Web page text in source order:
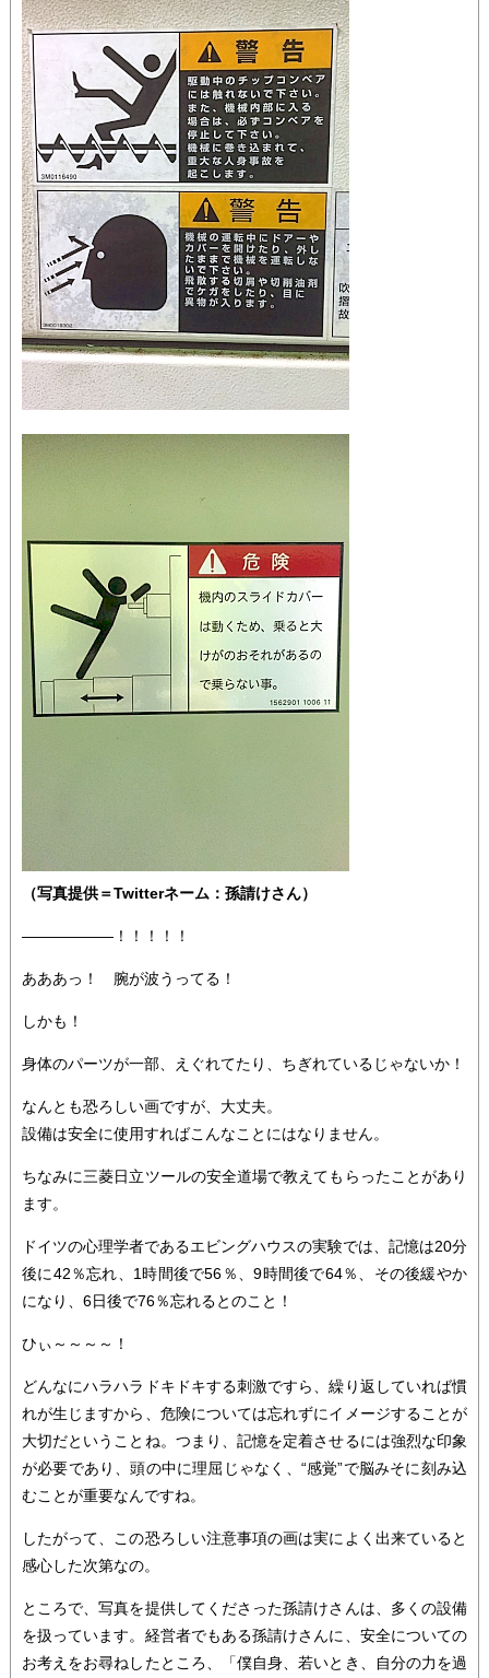
（写真提供＝Twitterネーム：孫請けさん）
――――――！！！！！
あああっ！ 腕が波うってる！
しかも！
身体のパーツが一部、えぐれてたり、ちぎれているじゃないか！
なんとも恐ろしい画ですが、大丈夫。
設備は安全に使用すればこんなことにはなりません。
ちなみに三菱日立ツールの安全道場で教えてもらったことがあり
ます。
ドイツの心理学者であるエビングハウスの実験では、記憶は20分
後に42％忘れ、1時間後で56％、9時間後で64％、その後緩やか
になり、6日後で76％忘れるとのこと！
ひぃ～～～～！
どんなにハラハラドキドキする刺激ですら、繰り返していれば慣
れが生じますから、危険については忘れずにイメージすることが
大切だということね。つまり、記憶を定着させるには強烈な印象
が必要であり、頭の中に理屈じゃなく、“感覚”で脳みそに刻み込
むことが重要なんですね。
したがって、この恐ろしい注意事項の画は実によく出来ていると
感心した次第なの。
ところで、写真を提供してくださった孫請けさんは、多くの設備
を扱っています。経営者でもある孫請けさんに、安全についての
お考えをお尋ねしたところ、「僕自身、若いとき、自分の力を過